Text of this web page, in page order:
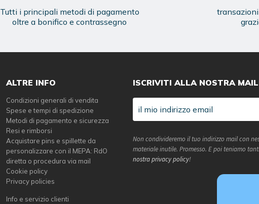
Tutti i principali metodi di pagamento
oltre a bonifico e contrassegno
ALTRE INFO
Condizioni generali di vendita
Spese e tempi di spedizione
Metodi di pagamento e sicurezza
Resi e rimborsi
Acquistare pins e spillette da
personalizzare con il MEPA: RdO
diretta o procedura via mail
Cookie policy
Privacy policies
Info e servizio clienti
ISCRIVITI ALLA NOSTRA
Non condivideremo il tuo indirizzo mail con
materiale inutile. Promesso. E poi teniamo
nostra privacy policy!